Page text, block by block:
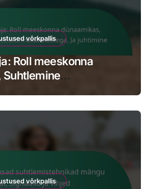
võrkpallis
Roll meeskonna
Suhtlemine
võrkpallis